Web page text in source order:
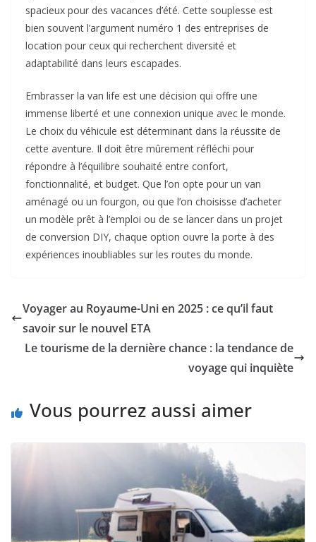
spacieux pour des vacances d’été. Cette souplesse est
bien souvent l’argument numéro 1 des entreprises de
location pour ceux qui recherchent diversité et
adaptabilité dans leurs escapades.
Embrasser la van life est une décision qui offre une
immense liberté et une connexion unique avec le monde.
Le choix du véhicule est déterminant dans la réussite de
cette aventure. Il doit être mûrement réfléchi pour
répondre à l’équilibre souhaité entre confort,
fonctionnalité, et budget. Que l’on opte pour un van
aménagé ou un fourgon, ou que l’on choisisse d’acheter
un modèle prêt à l’emploi ou de se lancer dans un projet
de conversion DIY, chaque option ouvre la porte à des
expériences inoubliables sur les routes du monde.
Voyager au Royaume-Uni en 2025 : ce qu’il faut
savoir sur le nouvel ETA
Le tourisme de la dernière chance : la tendance de
voyage qui inquiète
Vous pourrez aussi aimer